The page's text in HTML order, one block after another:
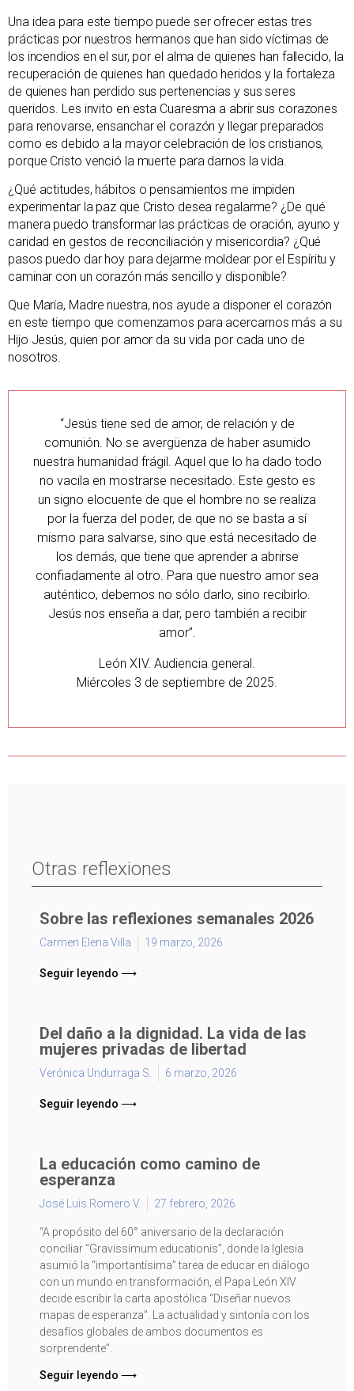
Otras reflexiones
Sobre las reflexiones semanales 2026
Carmen Elena Villa 19 marzo, 2026
Seguir leyendo ⟶
Del daño a la dignidad. La vida de las
mujeres privadas de libertad
Verónica Undurraga S. 6 marzo, 2026
Seguir leyendo ⟶
La educación como camino de
esperanza
José Luis Romero V. 27 febrero, 2026
“A propósito del 60° aniversario de la declaración
conciliar “Gravissimum educationis”, donde la Iglesia
asumió la “importantísima” tarea de educar en diálogo
con un mundo en transformación, el Papa León XIV
decide escribir la carta apostólica “Diseñar nuevos
mapas de esperanza”. La actualidad y sintonía con los
desafíos globales de ambos documentos es
sorprendente”.
Seguir leyendo ⟶
Una idea para este tiempo puede ser ofrecer estas tres
prácticas por nuestros hermanos que han sido víctimas de
los incendios en el sur, por el alma de quienes han fallecido, la
recuperación de quienes han quedado heridos y la fortaleza
de quienes han perdido sus pertenencias y sus seres
queridos. Les invito en esta Cuaresma a abrir sus corazones
para renovarse, ensanchar el corazón y llegar preparados
como es debido a la mayor celebración de los cristianos,
porque Cristo venció la muerte para darnos la vida.
¿Qué actitudes, hábitos o pensamientos me impiden
experimentar la paz que Cristo desea regalarme? ¿De qué
manera puedo transformar las prácticas de oración, ayuno y
caridad en gestos de reconciliación y misericordia? ¿Qué
pasos puedo dar hoy para dejarme moldear por el Espíritu y
caminar con un corazón más sencillo y disponible?
Que María, Madre nuestra, nos ayude a disponer el corazón
en este tiempo que comenzamos para acercarnos más a su
Hijo Jesús, quien por amor da su vida por cada uno de
nosotros.
“Jesús tiene sed de amor, de relación y de
comunión. No se avergüenza de haber asumido
nuestra humanidad frágil. Aquel que lo ha dado todo
no vacila en mostrarse necesitado. Este gesto es
un signo elocuente de que el hombre no se realiza
por la fuerza del poder, de que no se basta a sí
mismo para salvarse, sino que está necesitado de
los demás, que tiene que aprender a abrirse
confiadamente al otro. Para que nuestro amor sea
auténtico, debemos no sólo darlo, sino recibirlo.
Jesús nos enseña a dar, pero también a recibir
amor”.
León XIV. Audiencia general.
Miércoles 3 de septiembre de 2025.